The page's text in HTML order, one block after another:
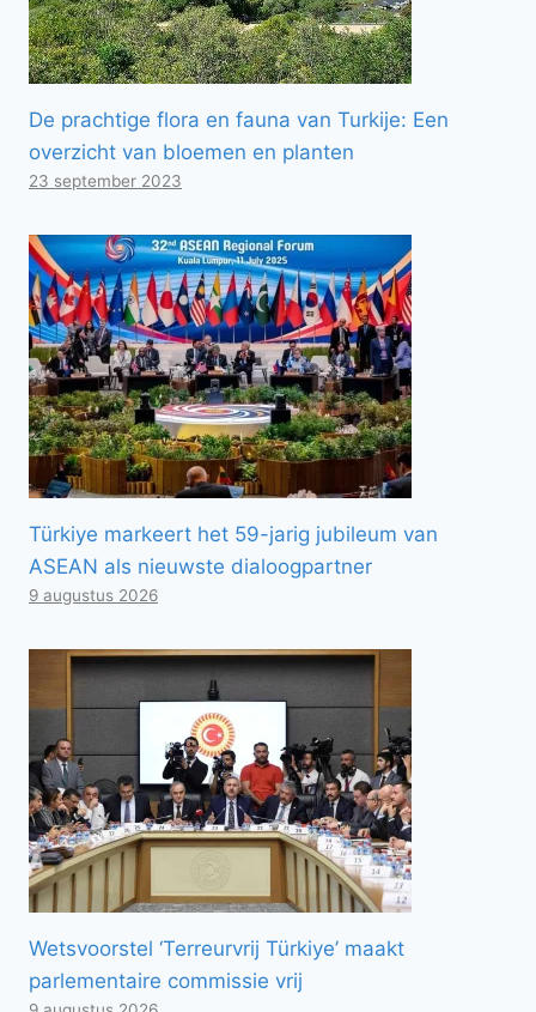
De prachtige flora en fauna van Turkije: Een
overzicht van bloemen en planten
23 september 2023
Türkiye markeert het 59-jarig jubileum van
ASEAN als nieuwste dialoogpartner
9 augustus 2026
Wetsvoorstel ‘Terreurvrij Türkiye’ maakt
parlementaire commissie vrij